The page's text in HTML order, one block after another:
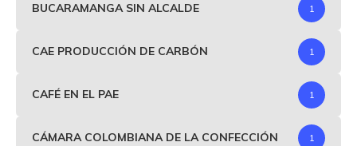
BUCARAMANGA SIN ALCALDE 1
CAE PRODUCCIÓN DE CARBÓN 1
CAFÉ EN EL PAE 1
CÁMARA COLOMBIANA DE LA CONFECCIÓN 1